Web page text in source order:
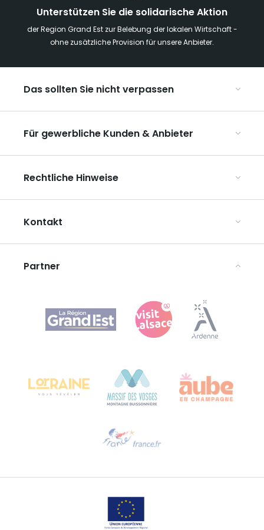
Unterstützen Sie die solidarische Aktion
der Region Grand Est zur Belebung der lokalen Wirtschaft -
ohne zusätzliche Provision für unsere Anbieter.
Das sollten Sie nicht verpassen
Die Weihnachtsmärkte im Grand Est
Ribeauvillé, zwischen Weinbergen und Bergen
Unsere UNESCO-Welterbestätten
Für gewerbliche Kunden & Anbieter
Organisieren Sie Ihre Gruppenreisen
ART GE kennenlernen
Mediaroom
Rechtliche Hinweise
Datenschutzbestimmungen
Rechtliche Hinweise
Kontakt
Agence Régionale du Tourisme Grand Est
Bureau de Colmar (Hauptverwaltung)
Sprechen Sie uns per E-Mail an
Partner